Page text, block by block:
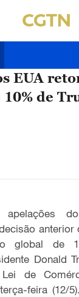
EUA
de
anterior
global de
Donald
de
feira (12/